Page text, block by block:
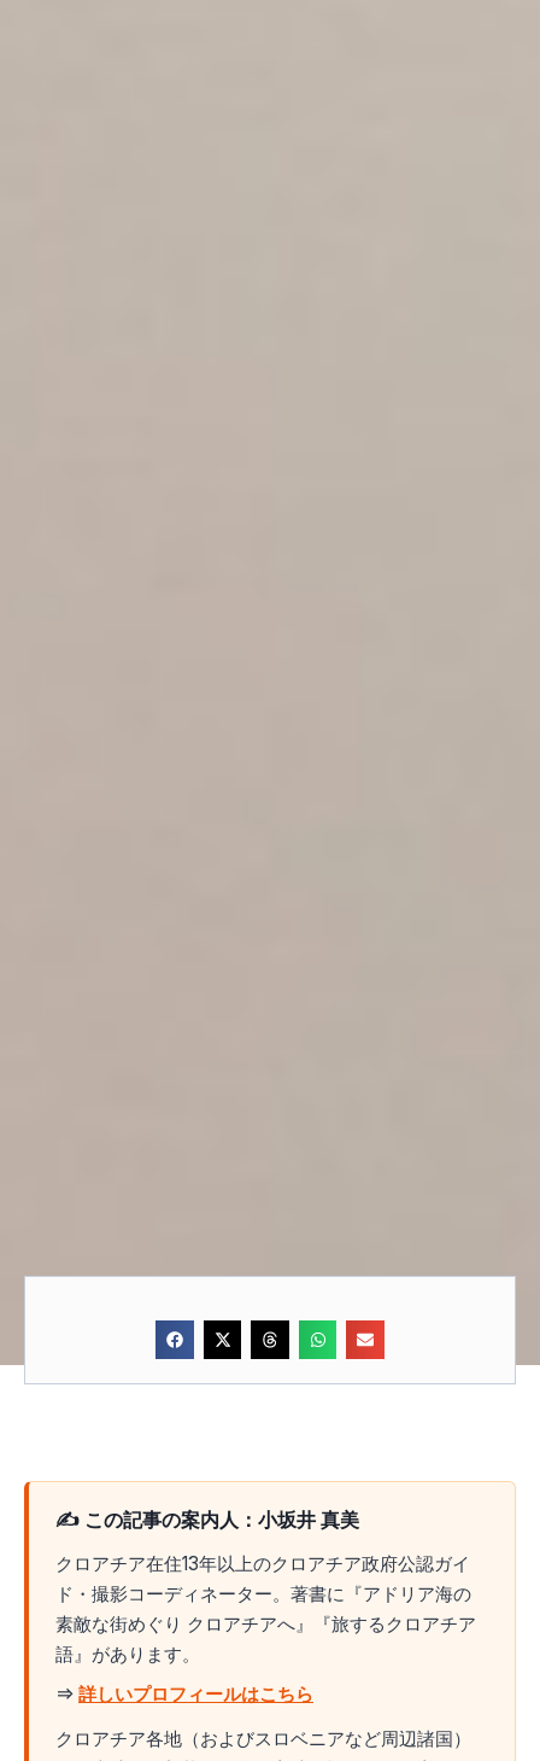
✍️ この記事の案内人：小坂井 真美
クロアチア在住13年以上のクロアチア政府公認ガイ
ド・撮影コーディネーター。著書に『アドリア海の
素敵な街めぐり クロアチアへ』『旅するクロアチア
語』があります。
⇒ 詳しいプロフィールはこちら
クロアチア各地（およびスロベニアなど周辺諸国）